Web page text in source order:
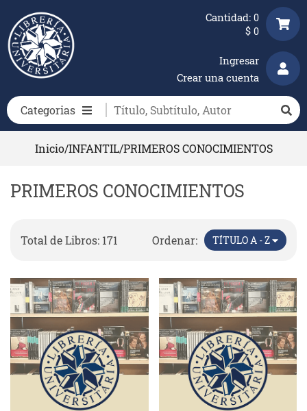
Categorias
Ingresar
Crear una cuenta
Cantidad: 0
$ 0
Inicio/INFANTIL/PRIMEROS CONOCIMIENTOS
PRIMEROS CONOCIMIENTOS
Total de Libros: 171 Ordenar: TÍTULO A - Z